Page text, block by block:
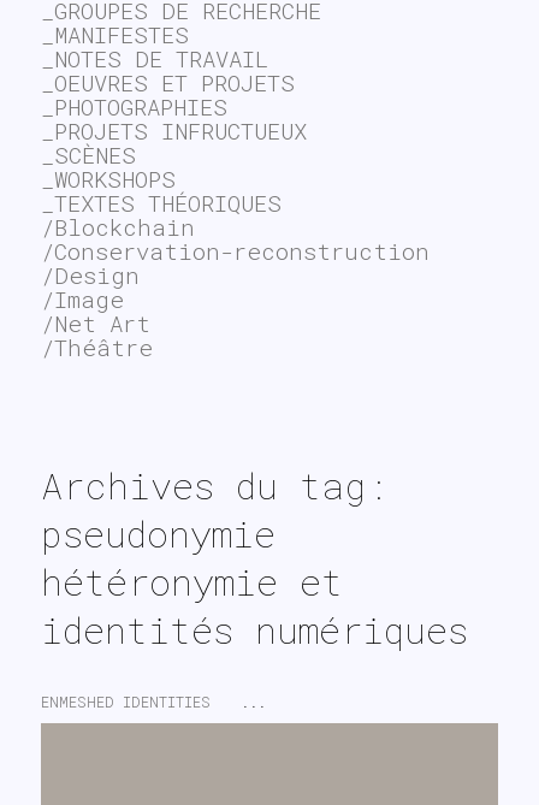
Archives du tag:
pseudonymie
hétéronymie et
identités numériques
ENMESHED IDENTITIES ...
_GROUPES DE RECHERCHE
_MANIFESTES
_NOTES DE TRAVAIL
_OEUVRES ET PROJETS
_PHOTOGRAPHIES
_PROJETS INFRUCTUEUX
_SCÈNES
_WORKSHOPS
_TEXTES THÉORIQUES
/Blockchain
/Conservation-reconstruction
/Design
/Image
/Net Art
/Théâtre